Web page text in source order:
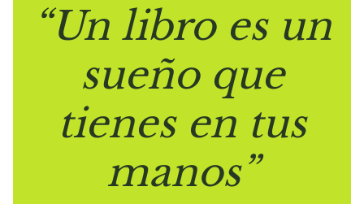
“Un libro es un
sueño que
tienes en tus
manos”